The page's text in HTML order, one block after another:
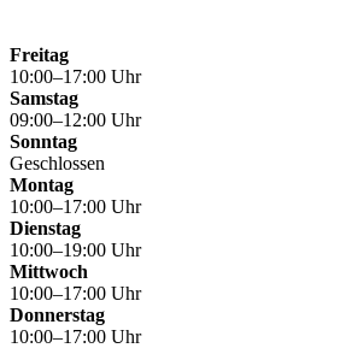
Freitag
10:00–17:00 Uhr
Samstag
09:00–12:00 Uhr
Sonntag
Geschlossen
Montag
10:00–17:00 Uhr
Dienstag
10:00–19:00 Uhr
Mittwoch
10:00–17:00 Uhr
Donnerstag
10:00–17:00 Uhr